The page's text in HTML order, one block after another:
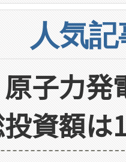
人気
子力
資額は